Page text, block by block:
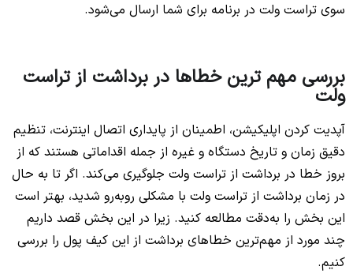
سوی تراست ولت در برنامه برای شما ارسال می‌شود.
بررسی مهم ترین خطاها در برداشت از تراست
ولت
آپدیت کردن اپلیکیشن، اطمینان از پایداری اتصال اینترنت، تنظیم
دقیق زمان و تاریخ دستگاه و غیره از جمله اقداماتی هستند که از
بروز خطا در برداشت از تراست ولت جلوگیری می‌کند. اگر تا به حال
در زمان برداشت از تراست ولت با مشکلی روبه‌رو شدید، بهتر است
این بخش را به‌دقت مطالعه کنید. زیرا در این بخش قصد داریم
چند مورد از مهم‌ترین خطاهای برداشت از این کیف پول را بررسی
کنیم.